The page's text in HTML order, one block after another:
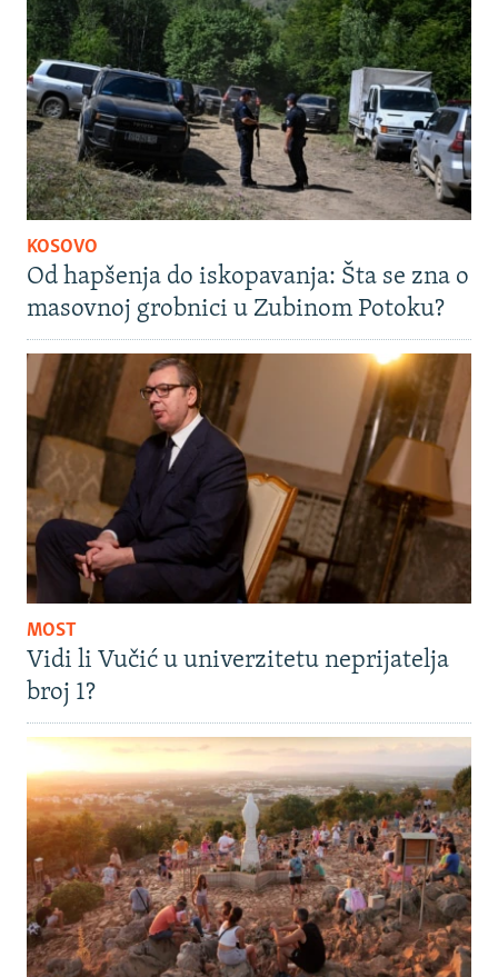
KOSOVO
Od hapšenja do iskopavanja: Šta se zna o
masovnoj grobnici u Zubinom Potoku?
MOST
Vidi li Vučić u univerzitetu neprijatelja
broj 1?